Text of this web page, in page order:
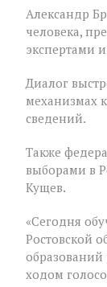
Александр
человека,
экспертами
Диалог
механизмах
сведений.
Также
выборами в
Кущев.
«Сегодня
Ростовской
ходом